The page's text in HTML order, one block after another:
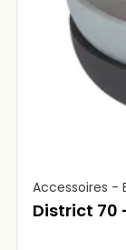
Accessoires -
District 70